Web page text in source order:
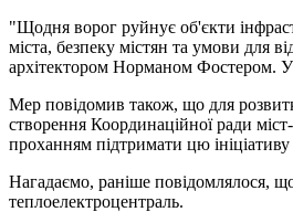
"Щодня ворог руйнує об'єкти
міста, безпеку містян та умови для
архітектором Норманом Фостером. У
Мер повідомив також, що для
створення Координаційної ради
проханням підтримати цю ініціативу
Нагадаємо, раніше повідомлялося,
теплоелектроцентраль.